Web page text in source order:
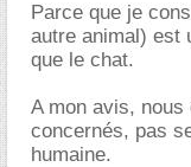
Parce que je
autre animal) est
que le chat.
A mon avis,
concernés, pas
humaine.